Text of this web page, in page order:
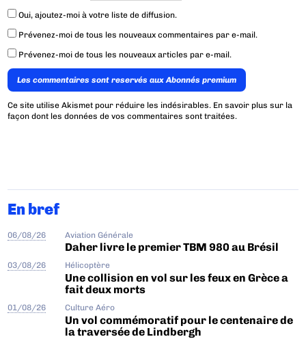
Oui, ajoutez-moi à votre liste de diffusion.
Prévenez-moi de tous les nouveaux commentaires par e-mail.
Prévenez-moi de tous les nouveaux articles par e-mail.
Les commentaires sont reservés aux Abonnés premium
Ce site utilise Akismet pour réduire les indésirables. En savoir plus sur la
façon dont les données de vos commentaires sont traitées.
En bref
06/08/26 Aviation Générale
Daher livre le premier TBM 980 au Brésil
03/08/26 Hélicoptère
Une collision en vol sur les feux en Grèce a
fait deux morts
01/08/26 Culture Aéro
Un vol commémoratif pour le centenaire de
la traversée de Lindbergh